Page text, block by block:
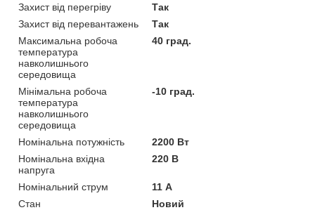
Захист від перегріву
Так
Захист від перевантажень
Так
Максимальна робоча
температура
навколишнього
середовища
40 град.
Мінімальна робоча
температура
навколишнього
середовища
-10 град.
Номінальна потужність
2200 Вт
Номінальна вхідна
напруга
220 В
Номінальний струм
11 А
Стан
Новий